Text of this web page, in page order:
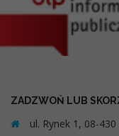
ZADZWOŃ LUB
ul. Rynek 1, 08-